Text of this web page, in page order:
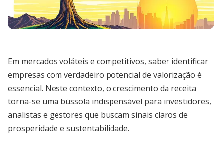
Em mercados voláteis e competitivos, saber identificar
empresas com verdadeiro potencial de valorização é
essencial. Neste contexto, o crescimento da receita
torna-se uma bússola indispensável para investidores,
analistas e gestores que buscam sinais claros de
prosperidade e sustentabilidade.